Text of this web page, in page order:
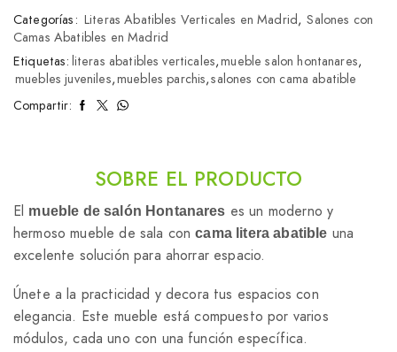
Categorías: Literas Abatibles Verticales en Madrid, Salones con
Camas Abatibles en Madrid
Etiquetas: literas abatibles verticales,mueble salon hontanares,
muebles juveniles,muebles parchis,salones con cama abatible
Compartir:
SOBRE EL PRODUCTO
El mueble de salón Hontanares es un moderno y
hermoso mueble de sala concama litera abatible una
excelente solución para ahorrar espacio.
Únete a la practicidad y decora tus espacios con
elegancia. Este mueble está compuesto por varios
módulos, cada uno con una función específica.